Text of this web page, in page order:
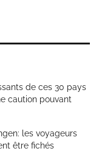
de ces 30 pays
caution pouvant
les voyageurs
être fichés